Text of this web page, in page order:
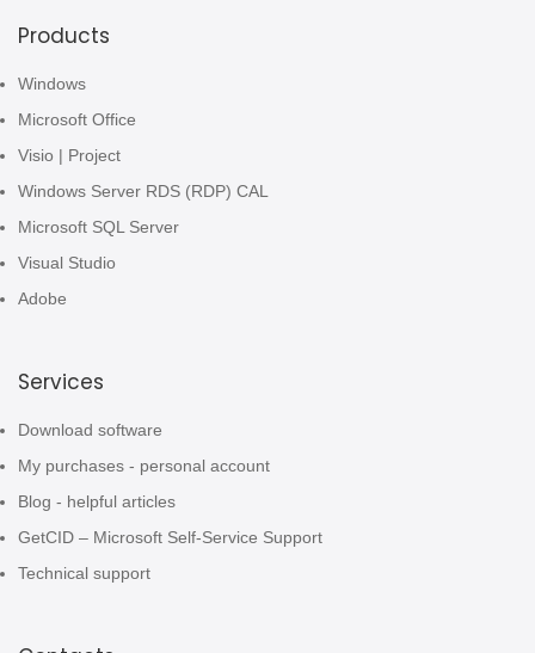
Products
Windows
Microsoft Office
Visio | Project
Windows Server RDS (RDP) CAL
Microsoft SQL Server
Visual Studio
Adobe
Services
Download software
My purchases - personal account
Blog - helpful articles
GetCID – Microsoft Self-Service Support
Technical support